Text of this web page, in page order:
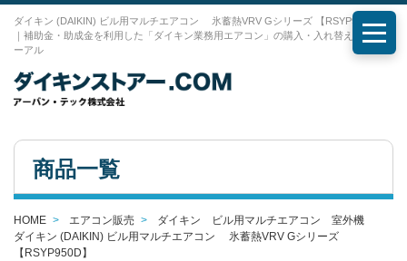
ダイキン (DAIKIN) ビル用マルチエアコン 氷蓄熱VRV Gシリーズ 【RSYP950D】
｜補助金・助成金を利用した「ダイキン業務用エアコン」の購入・入れ替え・リニュ
ーアル
メニ
商品一覧
HOME エアコン販売
ダイキン ビル用マルチエアコン 室外機
ダイキン (DAIKIN) ビル用マルチエアコン 氷蓄熱VRV Gシリーズ
【RSYP950D】